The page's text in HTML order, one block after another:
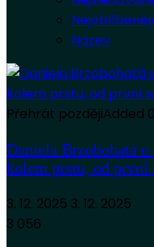
Název
Přehrát pozdějiAdded
Daniela Brzobohatá
kolem prstu, od první
3. 12. 2025 3. 12. 2025
3 056